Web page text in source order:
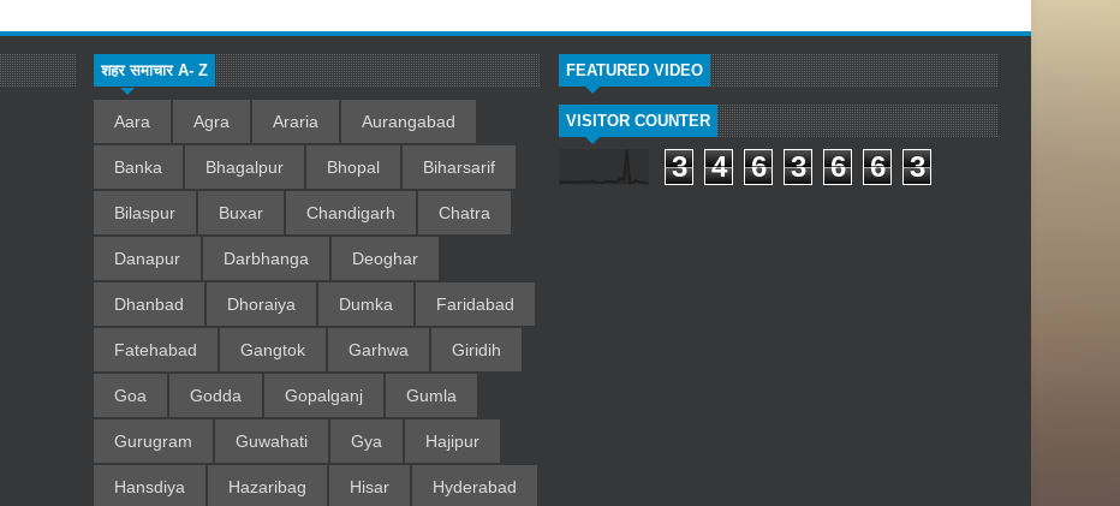
शहर समाचार A- Z
Aara Agra Araria Aurangabad
Banka Bhagalpur Bhopal Biharsarif
Bilaspur Buxar Chandigarh Chatra
Danapur Darbhanga Deoghar
Dhanbad Dhoraiya Dumka Faridabad
Fatehabad Gangtok Garhwa Giridih
Goa Godda Gopalganj Gumla
Gurugram Guwahati Gya Hajipur
Hansdiya Hazaribag Hisar Hyderabad
FEATURED VIDEO
VISITOR COUNTER
3 4 6 3 6 6 3